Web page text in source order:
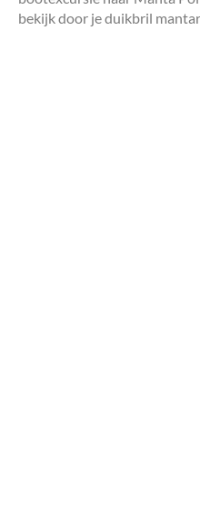
bekijk door je duikbril